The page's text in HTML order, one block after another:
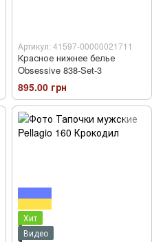
Артикул: 41597-00000021711
Красное нижнее белье
Obsessive 838-Set-3
895.00 грн
Хит
Видео